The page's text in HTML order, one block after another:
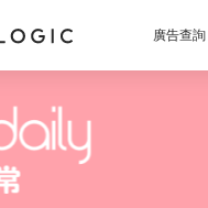
廣告查詢